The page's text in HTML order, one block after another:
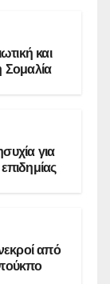
και
Σομαλία
για
από